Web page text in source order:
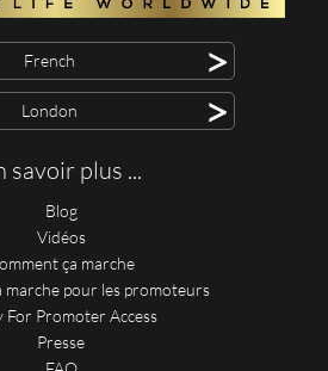
French >
London >
savoir plus ...
Blog
Vidéos
ça marche
marche pour les promoteurs
For Promoter Access
Presse